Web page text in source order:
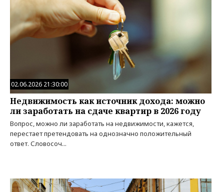
02.06.2026 21:30:00
Недвижимость как источник дохода: можно
ли заработать на сдаче квартир в 2026 году
Вопрос, можно ли заработать на недвижимости, кажется,
перестает претендовать на однозначно положительный
ответ. Словосоч...